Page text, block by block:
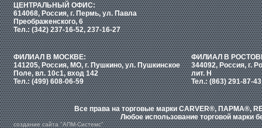
ЦЕНТРАЛЬНЫЙ ОФИС:
614068, Россия, г. Пермь, ул. Павла
Преображенского, 6
Тел.: (342) 237-16-52, 237-16-27
ФИЛИАЛ В МОСКВЕ:
141205, Россия, МО, г. Пушкино, ул. Пушкинское
Поле, вл. 10с1, вход 142
Тел.: (499) 608-06-59
ФИЛИАЛ В
344092, Россия, г.
лит. Н
Тел.: (863) 291-87-43
Все права на торговые марки CARVER®, ПАРМА®,
Любое использование торговой марки
создание сайта "АПМ-Системс"